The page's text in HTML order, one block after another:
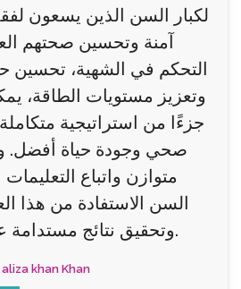
لكبار السن الذين يسعون
آمنة وتحسين صحتهم
التحكم في الشهية، تحسين
وتعزيز مستويات الطاقة،
جزءًا من استراتيجية
صحي وجودة حياة أفضل.
متوازن واتباع التعليمات
السن الاستفادة من هذا
وتحقيق نتائج مستدامة على المدى الطويل.
aliza khan Khan